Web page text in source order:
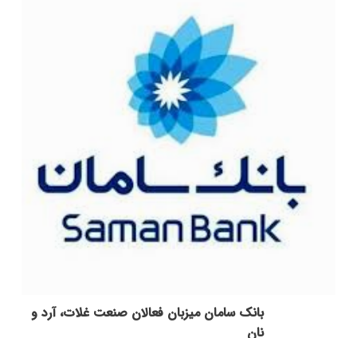
بانک سامان میزبان فعالان صنعت غلات، آرد و
نان